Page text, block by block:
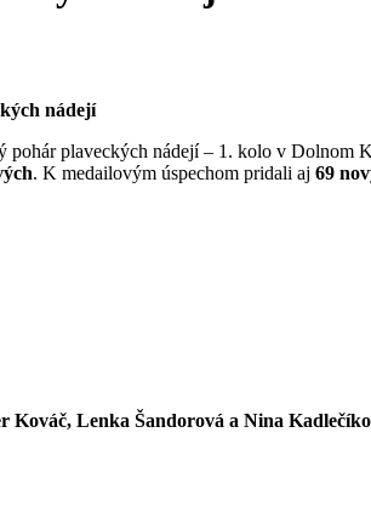
nádejí
plaveckých nádejí – 1. kolo v
. K medailovým úspechom pridali aj 69
Kováč, Lenka Šandorová a Nina